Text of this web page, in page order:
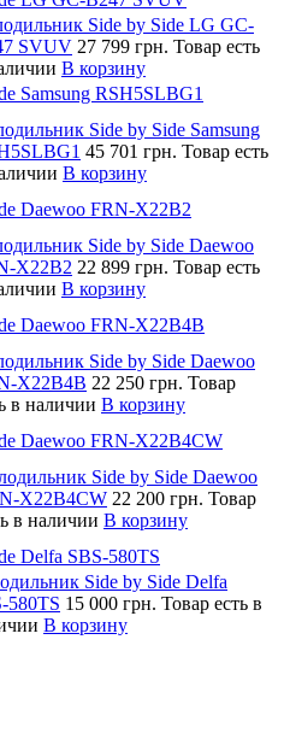
Side by Side LG GC-
SVUV 27 799 грн. Товар есть
В корзину
Samsung RSH5SLBG1
Side by Side Samsung
45 701 грн. Товар есть
В корзину
Daewoo FRN-X22B2
Side by Side Daewoo
X22B2 22 899 грн. Товар есть
В корзину
Daewoo FRN-X22B4B
Side by Side Daewoo
X22B4B 22 250 грн. Товар
в наличии В корзину
Daewoo FRN-X22B4CW
Side by Side Daewoo
X22B4CW 22 200 грн. Товар
в наличии В корзину
Delfa SBS-580TS
Side by Side Delfa
580TS 15 000 грн. Товар есть в
В корзину